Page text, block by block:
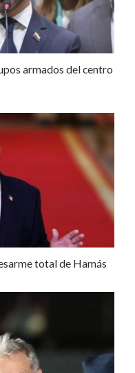
armados del centro
total de Hamás